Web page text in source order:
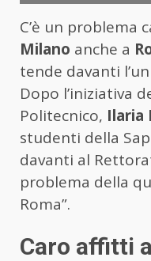
C’è un problema
Milano anche a
tende davanti
Dopo l’iniziativa
Politecnico, Ilaria
studenti della
davanti al
problema della
Roma”.
Caro affitti